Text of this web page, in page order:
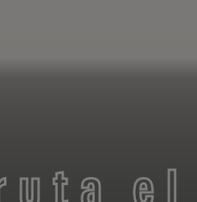
el